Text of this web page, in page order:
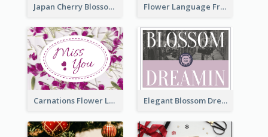
Japan Cherry Blossoms Postcard Flower Language Friendship Postcard
Carnations Flower Language Postcard Elegant Blossom Dreamy Design Postcard